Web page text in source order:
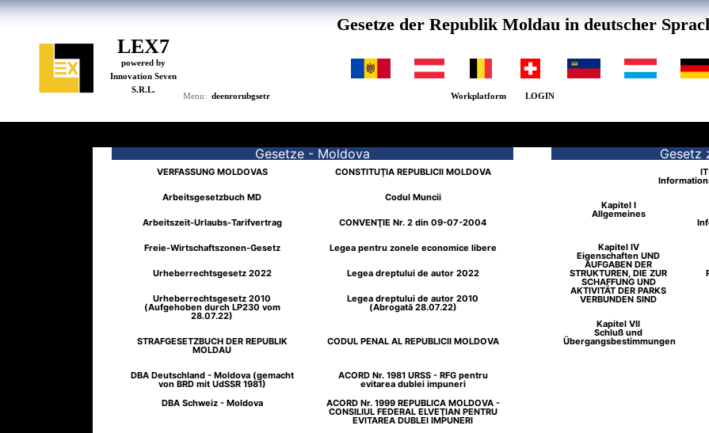
Gesetze der Republik Moldau in deutscher
LEX7
powered by
Innovation Seven
S.R.L.
Workplatform LOGIN
Menu: deenrorubgsetr
Gesetze - Moldova
VERFASSUNG MOLDOVAS CONSTITUŢIA REPUBLICII MOLDOVA
Arbeitsgesetzbuch MD Codul Muncii
Arbeitszeit-Urlaubs-Tarifvertrag CONVENŢIE Nr. 2 din 09-07-2004
Freie-Wirtschaftszonen-Gesetz Legea pentru zonele economice libere
Urheberrechtsgesetz 2022 Legea dreptului de autor 2022
Urheberrechtsgesetz 2010
(Aufgehoben durch LP230 vom
28.07.22)
Legea dreptului de autor 2010
(Abrogată 28.07.22)
STRAFGESETZBUCH DER REPUBLIK
MOLDAU
CODUL PENAL AL REPUBLICII MOLDOVA
DBA Deutschland - Moldova (gemacht
von BRD mit UdSSR 1981)
ACORD Nr. 1981 URSS - RFG pentru
evitarea dublei impuneri
DBA Schweiz - Moldova
ACORD Nr. 1999 REPUBLICA MOLDOVA -
CONSILIUL FEDERAL ELVEŢIAN PENTRU
EVITAREA DUBLEI IMPUNERI
Gesetz
Kapitel I
Allgemeines
Kapitel IV
Eigenschaften UND
AUFGABEN DER
STRUKTUREN, DIE ZUR
SCHAFFUNG UND
AKTIVITÄT DER PARKS
VERBUNDEN SIND
Kapitel VII
Schluß und
Übergangsbestimmungen